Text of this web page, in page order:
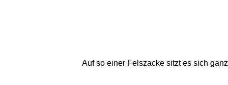
Auf so einer Felszacke sitzt es sich